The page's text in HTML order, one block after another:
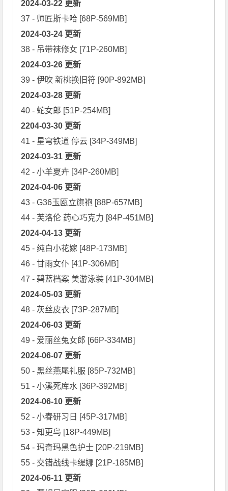
2024-03-22 更新
2024-03-24 更新
2024-03-26 更新
2024-03-28 更新
2204-03-30 更新
2024-03-31 更新
2024-04-06 更新
43 - G36玉瓯立旗袍 [88P-657MB]
2024-04-13 更新
45 - 纯白小花嫁 [48P-173MB]
46 - 甘雨女仆 [41P-306MB]
2024-05-03 更新
2024-06-03 更新
2024-06-07 更新
50 - 黑丝燕尾礼服 [85P-732MB]
2024-06-10 更新
52 - 小春研习日 [45P-317MB]
53 - 知更鸟 [18P-449MB]
54 - 玛奇玛黑色护士 [20P-219MB]
2024-06-11 更新